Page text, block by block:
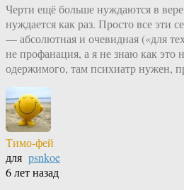
Черти ещё больше нуждаются в
нуждается как раз. Просто все эти
— абсолютная и очевидная («для
не профанация, а я не знаю как это
одержимого, там психиатр нужен,
Тимо-фей
для psnkoe
6 лет назад